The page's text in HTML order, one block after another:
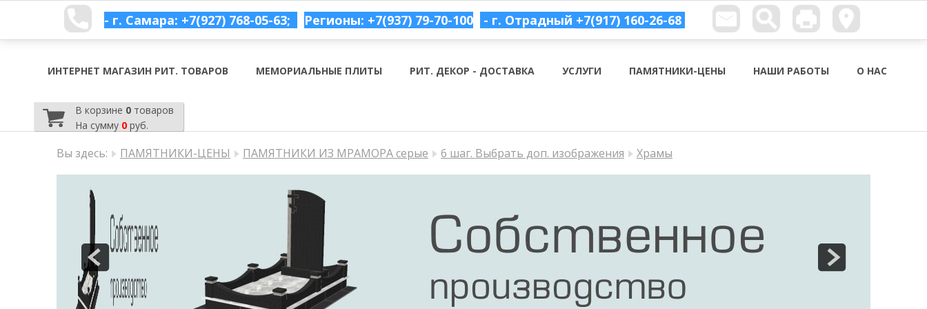
- г. Самара: +7(927) 768-05-63; Регионы: +7(937) 79-70-100 - г. Отрадный +7(917) 160-26-68
ИНТЕРНЕТ МАГАЗИН РИТ. ТОВАРОВ МЕМОРИАЛЬНЫЕ ПЛИТЫ РИТ. ДЕКОР - ДОСТАВКА УСЛУГИ ПАМЯТНИКИ-ЦЕНЫ НАШИ РАБОТЫ О НАС
В корзине 0товаров
На сумму 0руб.
Вы здесь: ПАМЯТНИКИ-ЦЕНЫ ПАМЯТНИКИ ИЗ МРАМОРА серые 6 шаг. Выбрать доп. изображения Храмы